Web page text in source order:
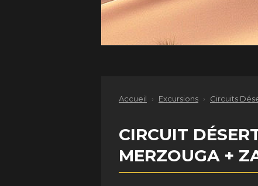
Accueil › Excursions › Circuits
CIRCUIT
MERZOUGA +